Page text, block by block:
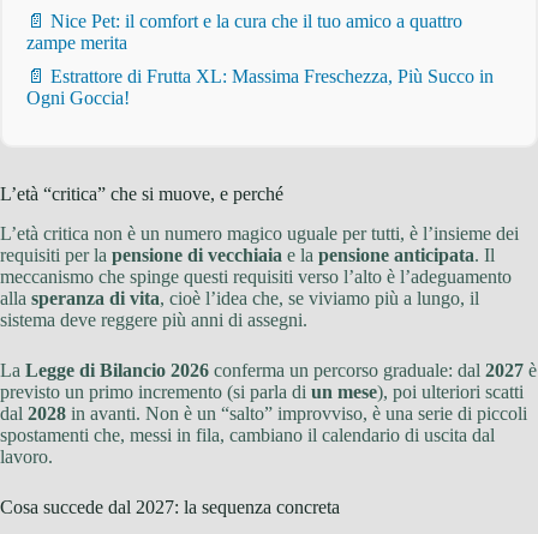
📄 Nice Pet: il comfort e la cura che il tuo amico a quattro
zampe merita
📄 Estrattore di Frutta XL: Massima Freschezza, Più Succo in
Ogni Goccia!
L’età “critica” che si muove, e perché
L’età critica non è un numero magico uguale per tutti, è l’insieme dei
requisiti per la pensione di vecchiaia e la pensione anticipata. Il
meccanismo che spinge questi requisiti verso l’alto è l’adeguamento
alla speranza di vita, cioè l’idea che, se viviamo più a lungo, il
sistema deve reggere più anni di assegni.
La Legge di Bilancio 2026 conferma un percorso graduale: dal 2027 è
previsto un primo incremento (si parla di un mese), poi ulteriori scatti
dal 2028 in avanti. Non è un “salto” improvviso, è una serie di piccoli
spostamenti che, messi in fila, cambiano il calendario di uscita dal
lavoro.
Cosa succede dal 2027: la sequenza concreta